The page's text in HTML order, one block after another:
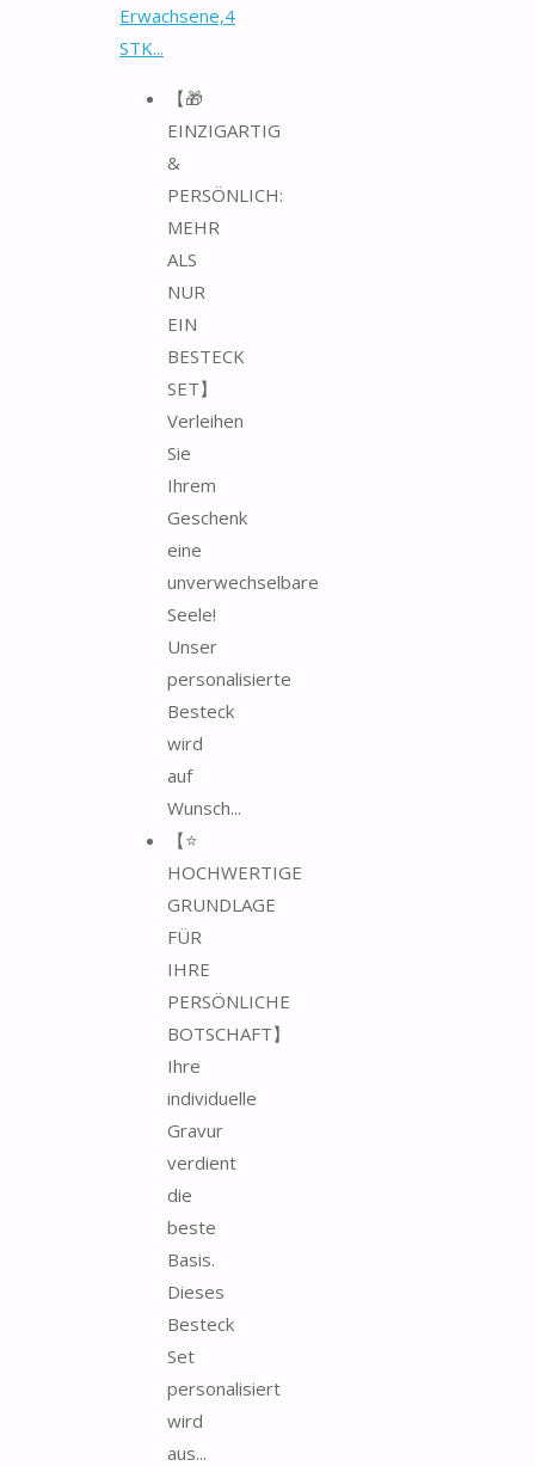
Erwachsene,4
STK...
【🎁
EINZIGARTIG
&
PERSÖNLICH:
MEHR
ALS
NUR
EIN
BESTECK
SET】
Verleihen
Sie
Ihrem
Geschenk
eine
unverwechselbare
Seele!
Unser
personalisierte
Besteck
wird
auf
Wunsch...
【⭐
HOCHWERTIGE
GRUNDLAGE
FÜR
IHRE
PERSÖNLICHE
BOTSCHAFT】
Ihre
individuelle
Gravur
verdient
die
beste
Basis.
Dieses
Besteck
Set
personalisiert
wird
aus...